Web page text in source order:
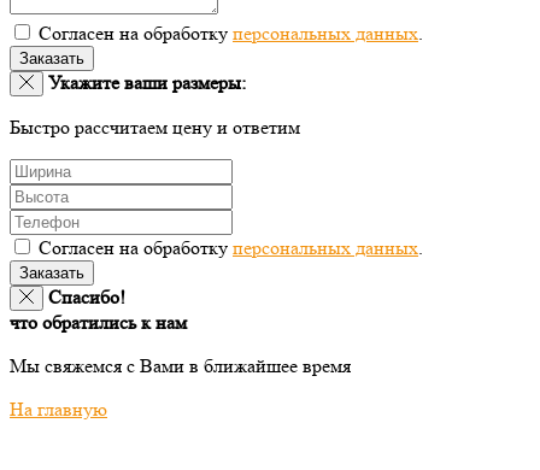
Согласен на обработку персональных данных.
Заказать
Укажите ваши размеры:
Быстро рассчитаем цену и ответим
Согласен на обработку персональных данных.
Заказать
Спасибо!
что обратились к нам
Мы свяжемся с Вами в ближайшее время
На главную